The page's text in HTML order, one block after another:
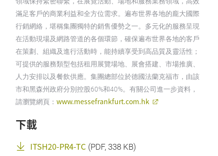
滿足客戶的商業利益和全方位需求。遍布世界各地的龐大國際
行銷網絡，堪稱集團獨特的銷售優勢之一。多元化的服務呈現
在活動現場及網路管道的各個環節，確保遍布世界各地的客戶
在策劃、組織及進行活動時，能持續享受到高品質及靈活性；
可提供的服務類型包括租用展覽場地、展會搭建、市場推廣、
人力安排以及餐飲供應。集團總部位於德國法蘭克福市，由該
市和黑森州政府分別控股60%和40%。有關公司進一步資料，
請瀏覽網頁： www.messefrankfurt.com.hk
下載
ITSH20-PR4-TC (PDF, 338 KB)